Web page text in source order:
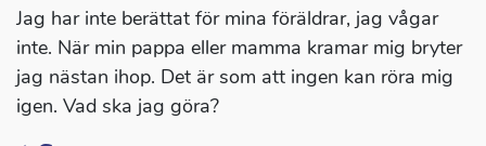
Jag har inte berättat för mina föräldrar, jag vågar
inte. När min pappa eller mamma kramar mig bryter
jag nästan ihop. Det är som att ingen kan röra mig
igen. Vad ska jag göra?